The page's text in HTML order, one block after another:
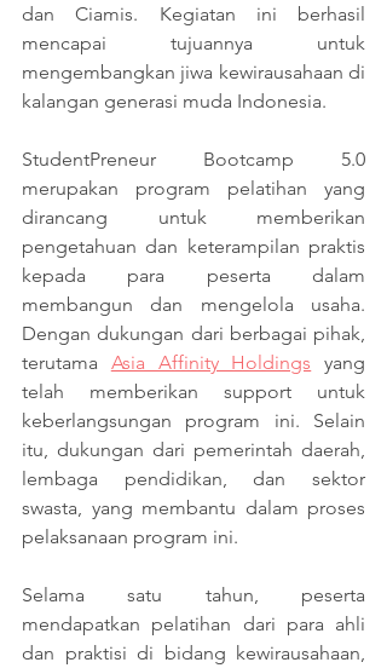
dan Ciamis. Kegiatan ini berhasil
mencapai tujuannya untuk
mengembangkan jiwa kewirausahaan di
kalangan generasi muda Indonesia.
StudentPreneur Bootcamp 5.0
merupakan program pelatihan yang
dirancang untuk memberikan
pengetahuan dan keterampilan praktis
kepada para peserta dalam
membangun dan mengelola usaha.
Dengan dukungan dari berbagai pihak,
terutama Asia Affinity Holdings yang
telah memberikan support untuk
keberlangsungan program ini. Selain
itu, dukungan dari pemerintah daerah,
lembaga pendidikan, dan sektor
swasta, yang membantu dalam proses
pelaksanaan program ini.
Selama satu tahun, peserta
mendapatkan pelatihan dari para ahli
dan praktisi di bidang kewirausahaan,